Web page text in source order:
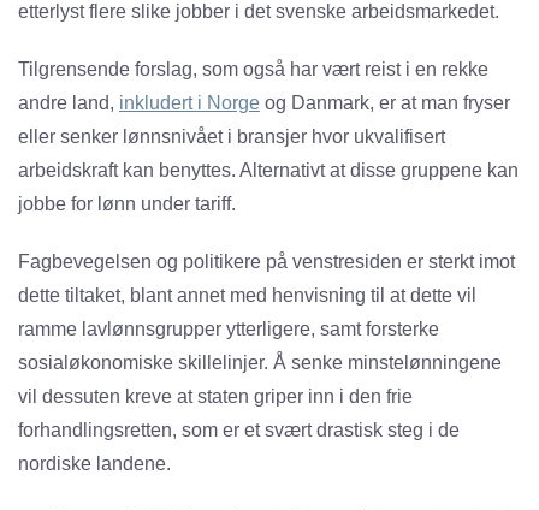
etterlyst flere slike jobber i det svenske arbeidsmarkedet.
Tilgrensende forslag, som også har vært reist i en rekke
andre land, inkludert i Norge og Danmark, er at man fryser
eller senker lønnsnivået i bransjer hvor ukvalifisert
arbeidskraft kan benyttes. Alternativt at disse gruppene kan
jobbe for lønn under tariff.
Fagbevegelsen og politikere på venstresiden er sterkt imot
dette tiltaket, blant annet med henvisning til at dette vil
ramme lavlønnsgrupper ytterligere, samt forsterke
sosialøkonomiske skillelinjer. Å senke minstelønningene
vil dessuten kreve at staten griper inn i den frie
forhandlingsretten, som er et svært drastisk steg i de
nordiske landene.